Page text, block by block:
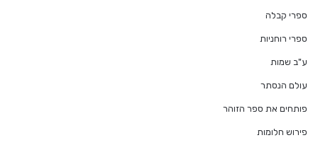
ספרי קבלה
ספרי רוחניות
ע"ב שמות
עולם הנסתר
פותחים את ספר הזוהר
פירוש חלומות